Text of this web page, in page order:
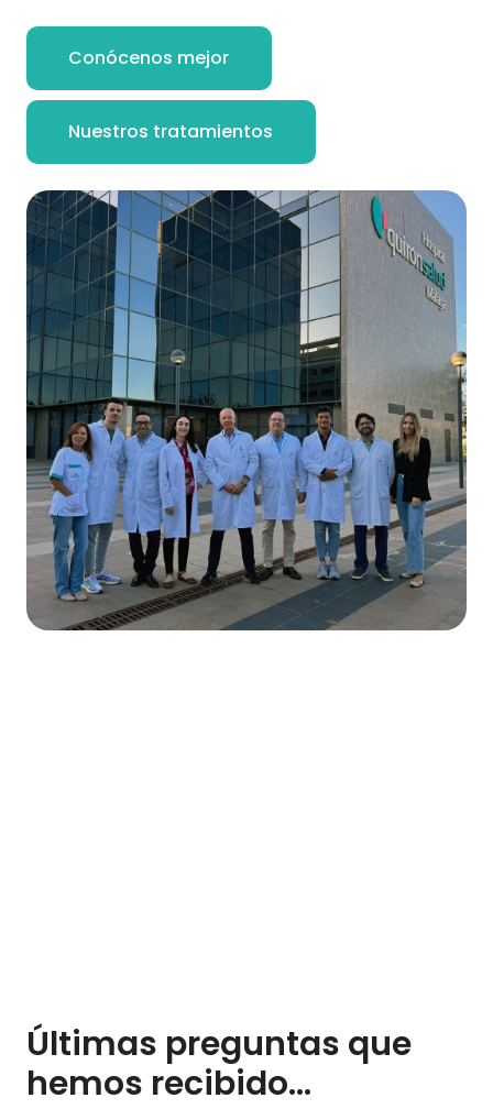
Conócenos mejor
Nuestros tratamientos
Últimas preguntas que
hemos recibido…